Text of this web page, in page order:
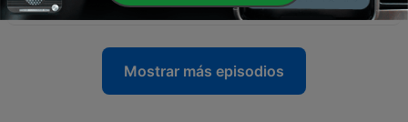
23 abr. 2020
Mostrar más episodios